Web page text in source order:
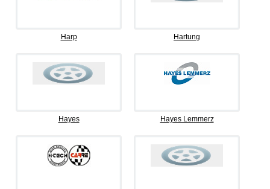
Harp Hartung
Hayes Hayes Lemmerz